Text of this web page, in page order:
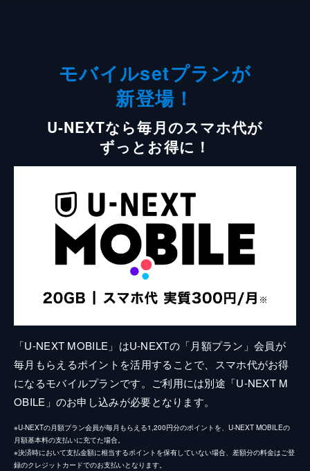
モバイルsetプランが
新登場！
U-NEXTなら毎月のスマホ代が
ずっとお得に！
「U-NEXT MOBILE」はU-NEXTの「月額プラン」会員が
毎月もらえるポイントを活用することで、スマホ代がお得
になるモバイルプランです。ご利用には別途「U-NEXT M
OBILE」のお申し込みが必要となります。
※U-NEXTの月額プラン会員が毎月もらえる1,200円分のポイントを、U-NEXT MOBILEの
月額基本料の支払いに充てた場合。
※決済時において支払金額に相当するポイントを保有していない場合、差額分の料金はご登
録のクレジットカードでのお支払いとなります。